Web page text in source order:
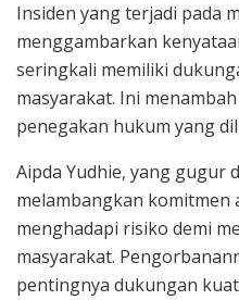
Insiden yang terjadi pada
menggambarkan
seringkali memiliki
masyarakat. Ini
penegakan hukum yang
Aipda Yudhie, yang gugur
melambangkan komitmen
menghadapi risiko demi
masyarakat.
pentingnya dukungan